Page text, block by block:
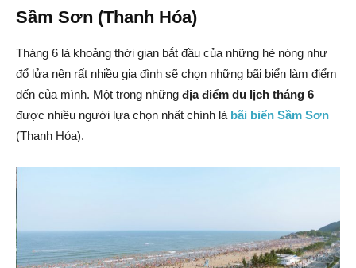
Sầm Sơn (Thanh Hóa)
Tháng 6 là khoảng thời gian bắt đầu của những hè nóng như
đổ lửa nên rất nhiều gia đình sẽ chọn những bãi biển làm điểm
đến của mình. Một trong những địa điểm du lịch tháng 6
được nhiều người lựa chọn nhất chính là bãi biển Sầm Sơn
(Thanh Hóa).